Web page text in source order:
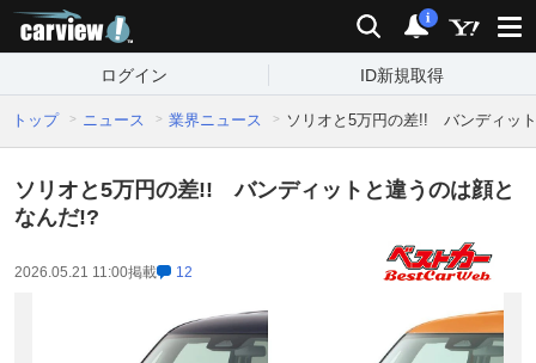
検索 通知
i
ログイン ID新規取得
トップ ニュース 業界ニュース ソリオと5万円の差!! バンディッ
ソリオと5万円の差!! バンディットと違うのは顔と
なんだ!?
2026.05.21 11:00掲載 12